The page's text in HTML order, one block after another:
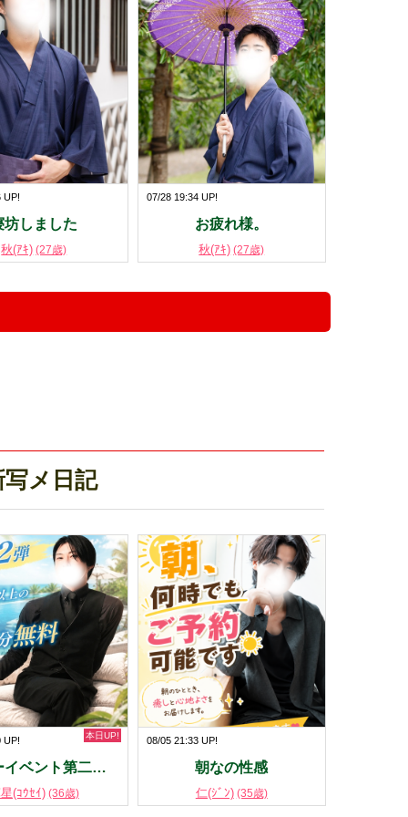
UP!
坊しました
秋(ｱｷ) (27歳)
07/28 19:34 UP!
お疲れ様。
秋(ｱｷ) (27歳)
メ日記
UP! 本日UP!
イベント第二…
(ｺｳｾｲ) (36歳)
08/05 21:33 UP!
朝なの性感
仁(ｼﾞﾝ) (35歳)